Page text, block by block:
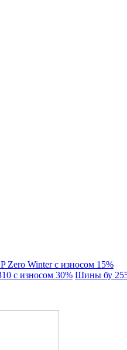
Zero Winter с износом 15%
с износом 30% Шины бу